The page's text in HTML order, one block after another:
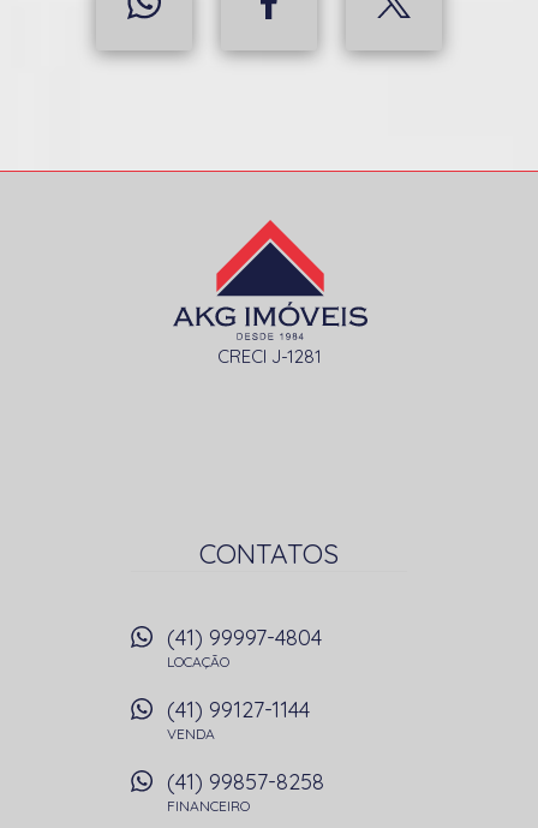
CRECI J-1281
CONTATOS
(41) 99997-4804
LOCAÇÃO
(41) 99127-1144
VENDA
(41) 99857-8258
FINANCEIRO